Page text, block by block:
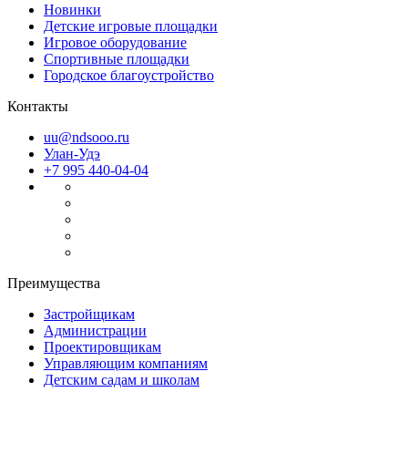
Новинки
Детские игровые площадки
Игровое оборудование
Спортивные площадки
Городское благоустройство
Контакты
uu@ndsooo.ru
Улан-Удэ
+7 995 440-04-04
Преимущества
Застройщикам
Администрации
Проектировщикам
Управляющим компаниям
Детским садам и школам